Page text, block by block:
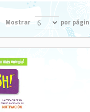
Mostrar por